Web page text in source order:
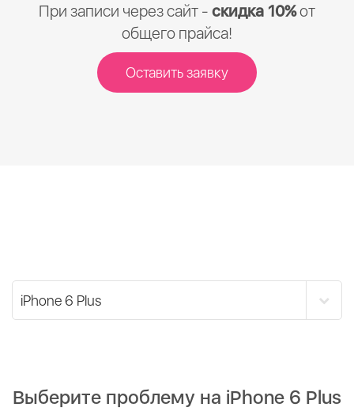
При записи через сайт - скидка 10%от
общего прайса!
Оставить заявку
Выберите проблему на iPhone 6 Plus